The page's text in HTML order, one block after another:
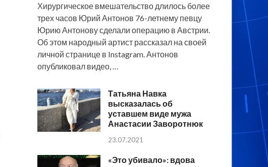
Хирургическое вмешательство длилось более
трех часов Юрий Антонов 76-летнему певцу
Юрию Антонову сделали операцию в Австрии.
Об этом народный артист рассказал на своей
личной странице в Instagram. Антонов
опубликовал видео, …
Татьяна Навка
высказалась об
уставшем виде мужа
Анастасии Заворотнюк
23.07.2021
«Это убивало»: вдова